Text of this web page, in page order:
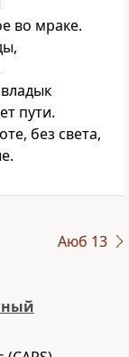
во мраке.
пути.
без света,
Аюб 13